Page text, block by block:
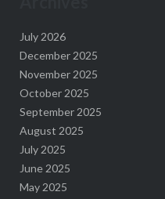
July 2026
December 2025
November 2025
October 2025
September 2025
August 2025
July 2025
June 2025
May 2025